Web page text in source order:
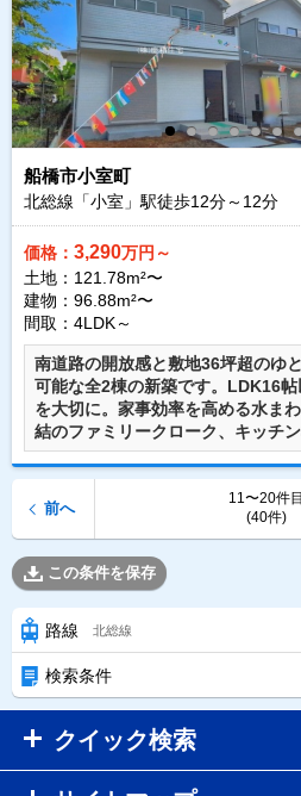
船橋市小室町
北総線「小室」駅徒歩12分～ 12分
価格： 3,290万円～
土地：121.78m²〜
建物：96.88m²〜
間取：4LDK～
南道路の開放感と敷地36坪超のゆ
可能な全2棟の新築です。LDK16
を大切に。家事効率を高める水ま
結のファミリークローク、キッチ
11〜20件目
(40件)
前へ
この条件を保存
路線 北総線
検索条件
クイック検索